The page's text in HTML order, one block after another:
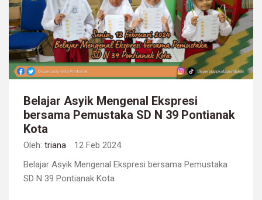
Belajar Asyik Mengenal Ekspresi
bersama Pemustaka SD N 39 Pontianak
Kota
Oleh: triana
12 Feb 2024
Belajar Asyik Mengenal Ekspresi bersama Pemustaka
SD N 39 Pontianak Kota